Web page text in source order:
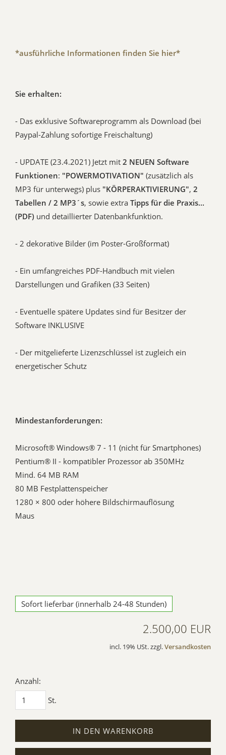
*ausführliche Informationen finden Sie hier*
Sie erhalten:
- Das exklusive Softwareprogramm als Download (bei
Paypal-Zahlung sofortige Freischaltung)
- UPDATE (23.4.2021) Jetzt mit 2 NEUEN Software
Funktionen: "POWERMOTIVATION" (zusätzlich als
MP3 für unterwegs) plus "KÖRPERAKTIVIERUNG", 2
Tabellen / 2 MP3´s, sowie extra Tipps für die Praxis...
(PDF) und detaillierter Datenbankfunktion.
- 2 dekorative Bilder (im Poster-Großformat)
- Ein umfangreiches PDF-Handbuch mit vielen
Darstellungen und Grafiken (33 Seiten)
- Eventuelle spätere Updates sind für Besitzer der
Software INKLUSIVE
- Der mitgelieferte Lizenzschlüssel ist zugleich ein
energetischer Schutz
Mindestanforderungen:
Microsoft® Windows® 7 - 11 (nicht für Smartphones)
Pentium® II - kompatibler Prozessor ab 350MHz
Mind. 64 MB RAM
80 MB Festplattenspeicher
1280 × 800 oder höhere Bildschirmauflösung
Maus
Sofort lieferbar (innerhalb 24-48 Stunden)
2.500,00 EUR
incl. 19% USt. zzgl.Versandkosten
Anzahl:
St.
IN DEN WARENKORB